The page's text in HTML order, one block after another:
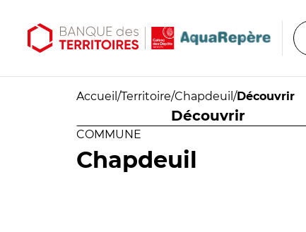
Accueil /Territoire/Chapdeuil /Découvrir
Découvrir
COMMUNE
Chapdeuil